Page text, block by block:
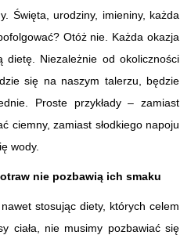
Święta, urodziny, imieniny, każda
Otóż nie. Każda okazja
Niezależnie od okoliczności
się na naszym talerzu, będzie
Proste przykłady – zamiast
ciemny, zamiast słodkiego napoju
wody.
nie pozbawią ich smaku
stosując diety, których celem
ciała, nie musimy pozbawiać się